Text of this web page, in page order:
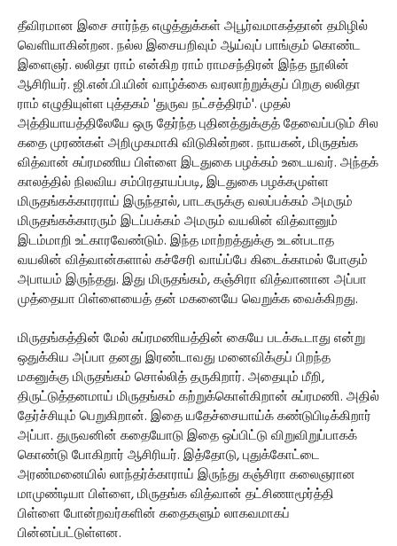
தீவிரமான இசை சார்ந்த எழுத்துக்கள் அபூர்வமாகத்தான் தமிழில்
வெளியாகின்றன. நல்ல இசையறிவும் ஆய்வுப் பாங்கும் கொண்ட
இளைஞர். லலிதா ராம் என்கிற ராம் ராமசந்திரன் இந்த நூலின்
ஆசிரியர். ஜி.என்.பி.யின் வாழ்க்கை வரலாற்றுக்குப் பிறகு லலிதா
ராம் எழுதியுள்ள புத்தகம் 'துருவ நட்சத்திரம்'. முதல்
அத்தியாயத்திலேயே ஒரு தேர்ந்த புதினத்துக்குத் தேவைப்படும் சில
கதை முரண்கள் அறிமுகமாகி விடுகின்றன. நாயகன், மிருதங்க
வித்வான் சுப்ரமணிய பிள்ளை இடதுகை பழக்கம் உடையவர். அந்தக்
காலத்தில் நிலவிய சம்பிரதாயப்படி, இடதுகை பழக்கமுள்ள
மிருதங்கக்காரராய் இருந்தால், பாடகருக்கு வலப்பக்கம் அமரும்
மிருதங்கக்காரரும் இடப்பக்கம் அமரும் வயலின் வித்வானும்
இடம்மாறி உட்காரவேண்டும். இந்த மாற்றத்துக்கு உடன்படாத
வயலின் வித்வான்களால் கச்சேரி வாய்ப்பே கிடைக்காமல் போகும்
அபாயம் இருந்தது. இது மிருதங்கம், கஞ்சிரா வித்வானான அப்பா
முத்தையா பிள்ளையைத் தன் மகனையே வெறுக்க வைக்கிறது.
மிருதங்கத்தின் மேல் சுப்ரமணியத்தின் கையே படக்கூடாது என்று
ஒதுக்கிய அப்பா தனது இரண்டாவது மனைவிக்குப் பிறந்த
மகனுக்கு மிருதங்கம் சொல்லித் தருகிறார். அதையும் மீறி,
திருட்டுத்தனமாய் மிருதங்கம் கற்றுக்கொள்கிறான் சுப்ரமணி. அதில்
தேர்ச்சியும் பெறுகிறான். இதை யதேச்சையாய்க் கண்டுபிடிக்கிறார்
அப்பா. துருவனின் கதையோடு இதை ஒப்பிட்டு விறுவிறுப்பாகக்
கொண்டு போகிறார் ஆசிரியர். இத்தோடு, புதுக்கோட்டை
அரண்மனையில் லாந்தர்க்காராய் இருந்து கஞ்சிரா கலைஞரான
மாமுண்டியா பிள்ளை, மிருதங்க வித்வான் தட்சிணாமூர்த்தி
பிள்ளை போன்றவர்களின் கதைகளும் லாகவமாகப்
பின்னப்பட்டுள்ளன.